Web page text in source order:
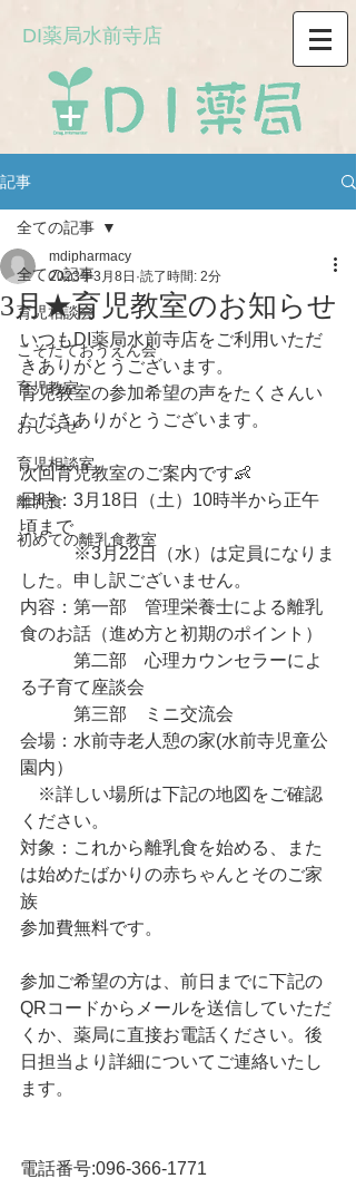
DI薬局水前寺店
記事
全ての記事
育児相談会
こそだておうえん会
育児教室
おしらせ
育児相談室
離乳食
初めての離乳食教室
全ての記事
3月★育児教室のお知らせ
mdipharmacy
2023年3月8日 読了時間: 2分
いつもDI薬局水前寺店をご利用いただ
きありがとうございます。
育児教室の参加希望の声をたくさんい
ただきありがとうございます。
次回育児教室のご案内です👶
日時：3月18日（土）10時半から正午
頃まで
※3月22日（水）は定員になりま
した。申し訳ございません。
内容：第一部　管理栄養士による離乳
食のお話（進め方と初期のポイント）
第二部　心理カウンセラーによ
る子育て座談会
第三部　ミニ交流会
会場：水前寺老人憩の家(水前寺児童公
園内）
※詳しい場所は下記の地図をご確認
ください。
対象：これから離乳食を始める、また
は始めたばかりの赤ちゃんとそのご家
族
参加費無料です。
参加ご希望の方は、前日までに下記の
QRコードからメールを送信していただ
くか、薬局に直接お電話ください。後
日担当より詳細についてご連絡いたし
ます。
電話番号:096-366-1771